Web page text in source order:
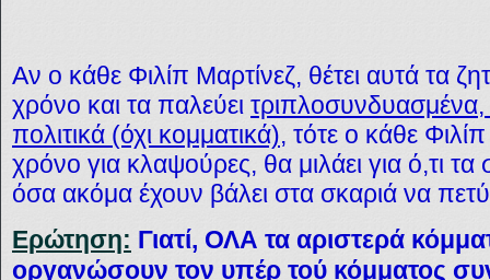
Αν ο κάθε Φιλίπ Μαρτίνεζ, θέτει αυτά τα
χρόνο και τα παλεύει τριπλοσυνδυασμένα,
πολιτικά (όχι κομματικά), τότε ο κάθε
χρόνο για κλαψούρες, θα μιλάει για ό,τι τα
όσα ακόμα έχουν βάλει στα σκαριά να
Ερώτηση: Γιατί, ΟΛΑ τα αριστερά
οργανώσουν τον υπέρ τού κόμματος